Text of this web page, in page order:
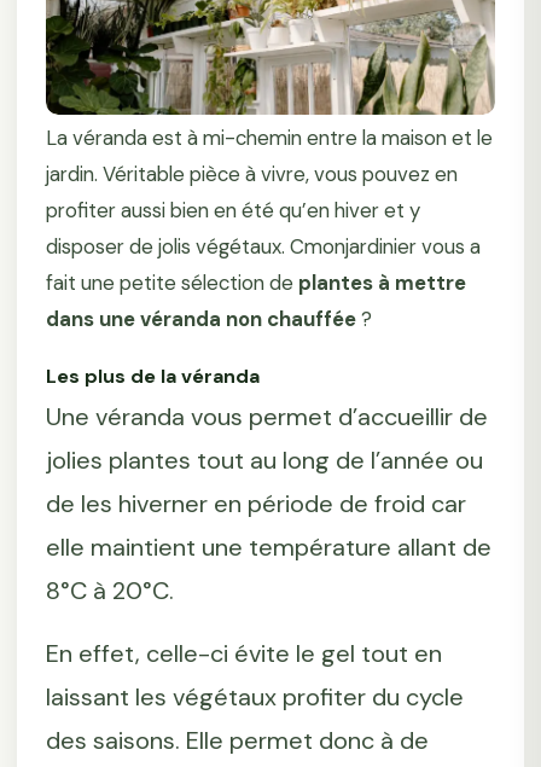
La véranda est à mi-chemin entre la maison et le
jardin. Véritable pièce à vivre, vous pouvez en
profiter aussi bien en été qu’en hiver et y
disposer de jolis végétaux. Cmonjardinier vous a
fait une petite sélection de plantes à mettre
dans une véranda non chauffée?
Les plus de la véranda
Une véranda vous permet d’accueillir de
jolies plantes tout au long de l’année ou
de les hiverner en période de froid car
elle maintient une température allant de
8°C à 20°C.
En effet, celle-ci évite le gel tout en
laissant les végétaux profiter du cycle
des saisons. Elle permet donc à de